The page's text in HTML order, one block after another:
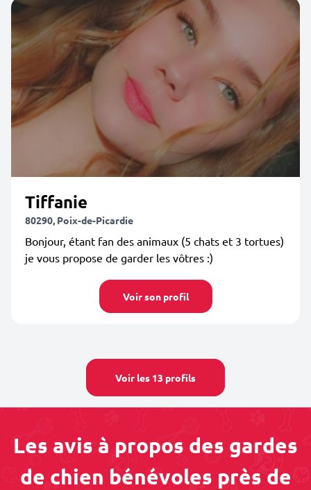
Tiffanie
80290, Poix-de-Picardie
Bonjour, étant fan des animaux (5 chats et 3 tortues)
je vous propose de garder les vôtres :)
Voir son profil
Voir les 13 profils
Les avis à propos des gardes
de chien bénévoles près de